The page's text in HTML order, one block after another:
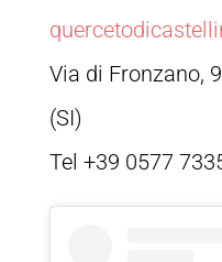
Via di Fronzano,
(SI)
Tel +39 0577